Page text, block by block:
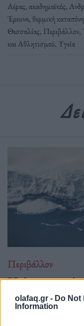
olafaq.gr - Do Not
Information
Αέρας,ακαδημαϊκός,
Έρευνα, θερμική
Θεσσαλίας, Περιβάλλον,
και Αθλητισμού, Υγεία
Περιβάλλον
Η Ανταρκτική
25.05.26